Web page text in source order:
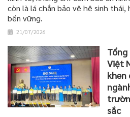
còn là lá chắn bảo vệ hệ sinh
bền vững.
21/07/2026
Việt
khen
sắc